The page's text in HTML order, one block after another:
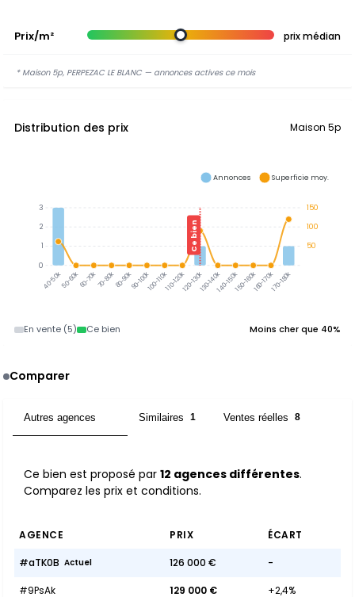
Prix/m² prix médian
* Maison 5p, PERPEZAC LE BLANC — annonces actives ce mois
Distribution des prix Maison 5p
40-50k50-60k60-70k70-80k80-90k90-100k100-110k110-120k120-130k130-140k140-150k150-160k160-170k170-180k
Ce bien
150
100
50
3
2
1
0
Annonces Superficie moy.
En vente (5) Ce bien Moins cher que 40%
Comparer
Autres agences Similaires 1 Ventes réelles 8
Ce bien est proposé par 12 agences différentes.
Comparez les prix et conditions.
AGENCE PRIX ÉCART
#aTK0B Actuel 126 000 € -
#9PsAk 129 000 €
+2,4%